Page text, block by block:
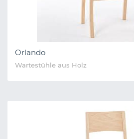
Orlando
Wartestühle aus Holz